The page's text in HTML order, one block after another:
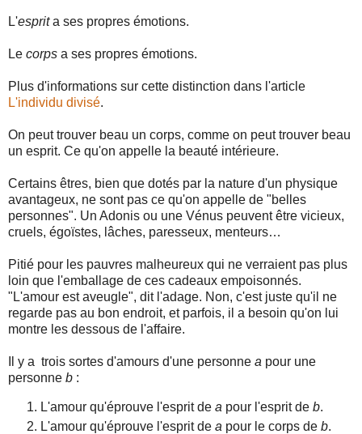
L'esprita ses propres émotions.
Le corps a ses propres émotions.
Plus d'informations sur cette distinction dans l'article
L'individu divisé.
On peut trouver beau un corps, comme on peut trouver beau
un esprit. Ce qu'on appelle la beauté intérieure.
Certains êtres, bien que dotés par la nature d'un physique
avantageux, ne sont pas ce qu'on appelle de "belles
personnes". Un Adonis ou une Vénus peuvent être vicieux,
cruels, égoïstes, lâches, paresseux, menteurs…
Pitié pour les pauvres malheureux qui ne verraient pas plus
loin que l'emballage de ces cadeaux empoisonnés.
"L'amour est aveugle", dit l'adage. Non, c'est juste qu'il ne
regarde pas au bon endroit, et parfois, il a besoin qu'on lui
montre les dessous de l'affaire.
Il y a trois sortes d'amours d'une personne a pour une
personne b :
L'amour qu'éprouve l'esprit de a pour l'esprit de b.
L'amour qu'éprouve l'esprit de a pour le corps de b.